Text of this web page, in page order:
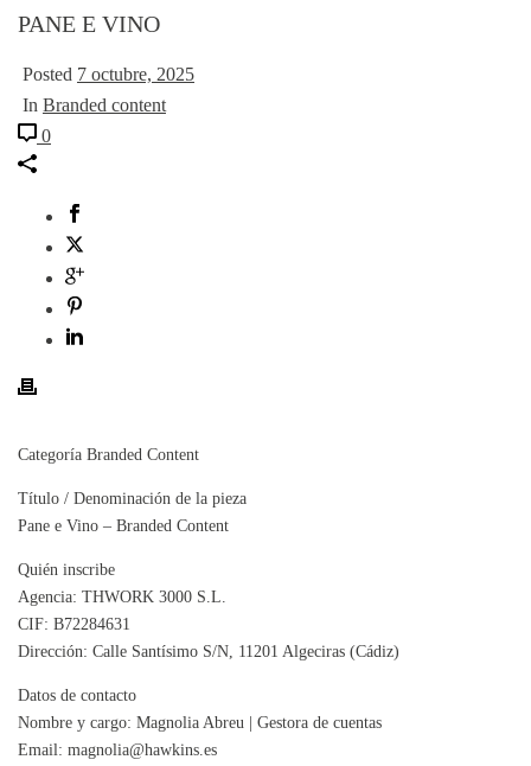
PANE E VINO
Posted 7 octubre, 2025
In Branded content
0
Categoría Branded Content
Título / Denominación de la pieza
Pane e Vino – Branded Content
Quién inscribe
Agencia: THWORK 3000 S.L.
CIF: B72284631
Dirección: Calle Santísimo S/N, 11201 Algeciras (Cádiz)
Datos de contacto
Nombre y cargo: Magnolia Abreu | Gestora de cuentas
Email: magnolia@hawkins.es